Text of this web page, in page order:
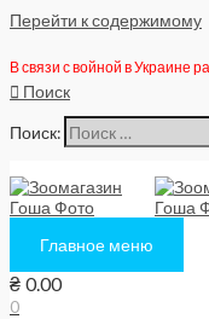
Перейти к содержимому
В связи с войной в Украине
Поиск
Поиск:
Главное меню
₴ 0.00
0